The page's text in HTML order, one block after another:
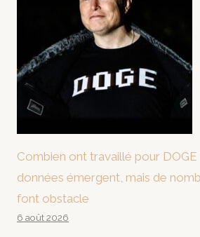
Combien ont travaillé pour
données émergent, mais de
font obstacle
6 août 2026